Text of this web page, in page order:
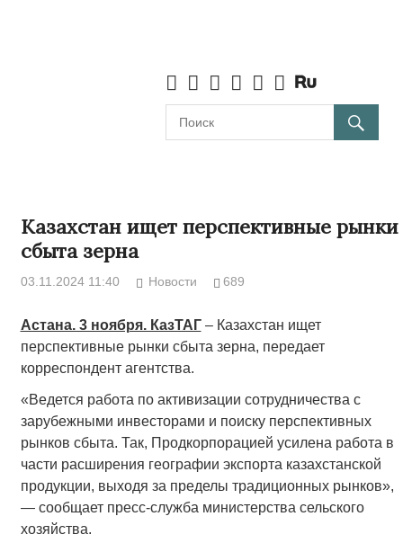
Казахстан ищет перспективные рынки
сбыта зерна
03.11.2024 11:40 Новости 689
Астана. 3 ноября. КазТАГ– Казахстан ищет
перспективные рынки сбыта зерна, передает
корреспондент агентства.
«Ведется работа по активизации сотрудничества с
зарубежными инвесторами и поиску перспективных
рынков сбыта. Так, Продкорпорацией усилена работа в
части расширения географии экспорта казахстанской
продукции, выходя за пределы традиционных рынков»,
— сообщает пресс-служба министерства сельского
хозяйства.